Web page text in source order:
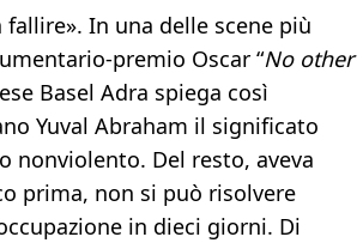
In una delle scene più
premio Oscar “No other
Basel Adra spiega così
Yuval Abraham il significato
nonviolento. Del resto, aveva
prima, non si può risolvere
in dieci giorni. Di